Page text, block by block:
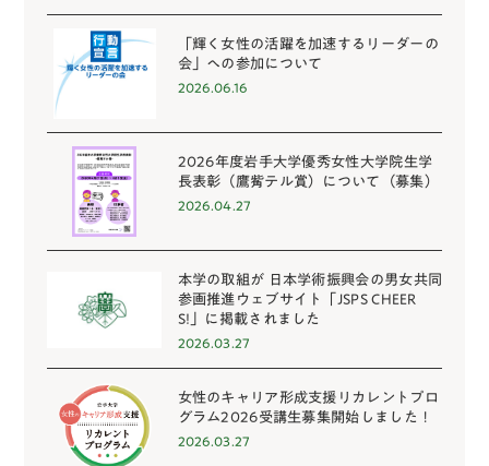
「輝く女性の活躍を加速するリーダーの
会」への参加について
2026.06.16
2026年度岩手大学優秀女性大学院生学
長表彰（鷹觜テル賞）について（募集）
2026.04.27
本学の取組が 日本学術振興会の男女共同
参画推進ウェブサイト「JSPS CHEER
S!」に掲載されました
2026.03.27
女性のキャリア形成支援リカレントプロ
グラム2026受講生募集開始しました！
2026.03.27